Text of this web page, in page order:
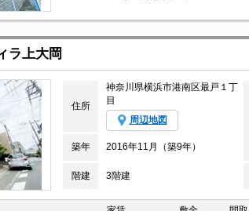
ラ上大岡
住所
神奈川県横浜市港南区最戸１丁
目
周辺地図
築年 2016年11月（築9年）
階建 3階建